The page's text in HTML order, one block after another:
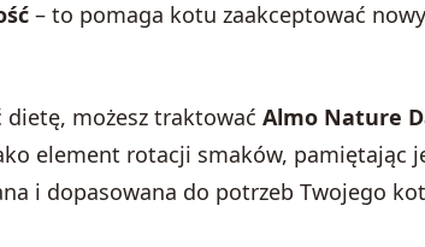
– to pomaga kotu zaakceptować
dietę, możesz traktować Almo Nature
element rotacji smaków, pamiętając
i dopasowana do potrzeb Twojego